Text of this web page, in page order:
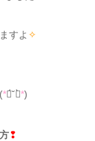
すよ ✧
*ฅ́˘ฅ̀*)
❢